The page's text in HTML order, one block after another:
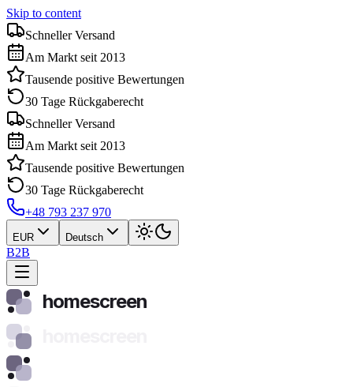
Skip to content
Schneller Versand
Am Markt seit 2013
Tausende positive Bewertungen
30 Tage Rückgaberecht
Schneller Versand
Am Markt seit 2013
Tausende positive Bewertungen
30 Tage Rückgaberecht
+48 793 237 970
EUR Deutsch
B2B
homescreen